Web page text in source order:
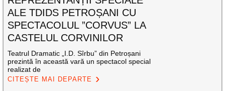
ALE TDIDS PETROȘANI CU
SPECTACOLUL ”CORVUS” LA
CASTELUL CORVINILOR
Teatrul Dramatic „I.D. Sîrbu” din Petroșani
prezintă în această vară un spectacol special
realizat de
CITEȘTE MAI DEPARTE